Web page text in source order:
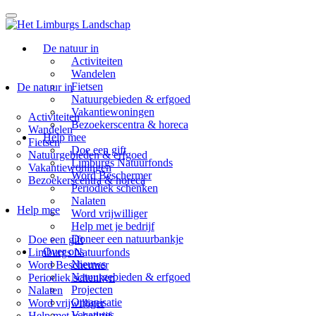
De natuur in
Activiteiten
Wandelen
Fietsen
Natuurgebieden & erfgoed
Vakantiewoningen
Bezoekerscentra & horeca
Help mee
Doe een gift
Limburgs Natuurfonds
Word Beschermer
Periodiek schenken
Nalaten
Word vrijwilliger
De natuur in
Activiteiten
Wandelen
Fietsen
Natuurgebieden & erfgoed
Vakantiewoningen
Bezoekerscentra & horeca
Help mee
Doe een gift
Limburgs Natuurfonds
Word Beschermer
Periodiek schenken
Nalaten
Word vrijwilliger
Help met je bedrijf
Doneer een natuurbankje
Over ons
Nieuws
Natuurgebieden & erfgoed
Projecten
Organisatie